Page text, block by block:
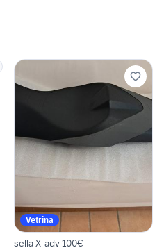
Vetrina
sella X-adv 100€